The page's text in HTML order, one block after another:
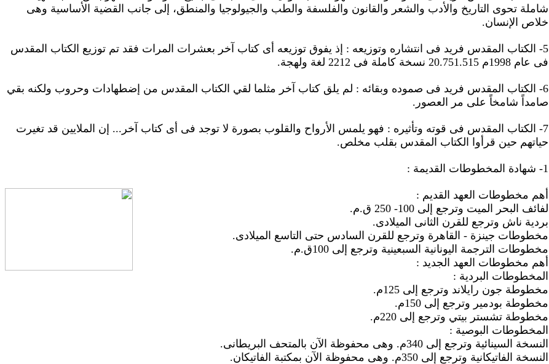
شاملة تحوى التاريخ والأدب والشعر والقانون والفلسفة والطب والجيولوجيا والمنطق، إلى جانب القضية الأساسية وهى
خلاص الإنسان.
5- الكتاب المقدس فريد فى انتشاره وتوزيعه : إذ يفوق توزيعه أى كتاب آخر بعشرات المرات فقد تم توزيع الكتاب المقدس
فى عام 1998م 20.751.515 نسخة كاملة فى 2212 لغة ولهجة.
6- الكتاب المقدس فريد فى صموده وبقائه : لم يلق كتاب آخر مثلما لقي الكتاب المقدس من إضطهادات وحروب ولكنه بقي
صامداً شامخاً على مر العصور.
7- الكتاب المقدس فى قوته وتأثيره : فهو يلمس الأرواح والقلوب بصورة لا توجد فى أى كتاب آخر... إن الملايين قد تغيرت
حياتهم حين قرأوا الكتاب المقدس بقلب مخلص.
1- شهادة المخطوطات القديمة :
أهم مخطوطات العهد القديم :
لفائف البحر الميت وترجع إلى 100- 250 ق.م.
بردية ناش وترجع للقرن الثانى الميلادى.
مخطوطات جينزة - القاهرة وترجع للقرن السادس حتى التاسع الميلادى.
مخطوطات الترجمة اليونانية السبعينية وترجع إلى 100ق.م.
أهم مخطوطات العهد الجديد :
المخطوطات البردية :
مخطوطة جون رايلاند وترجع إلى 125م.
مخطوطة بودمير وترجع إلى 150م.
مخطوطة تشستر بيتي وترجع إلى 220م.
المخطوطات البوصية :
النسخة السينائية وترجع إلى 340م. وهى محفوظة الآن بالمتحف البريطانى.
النسخة الفاتيكانية وترجع إلى 350م. وهى محفوظة الآن بمكتبة الفاتيكان.